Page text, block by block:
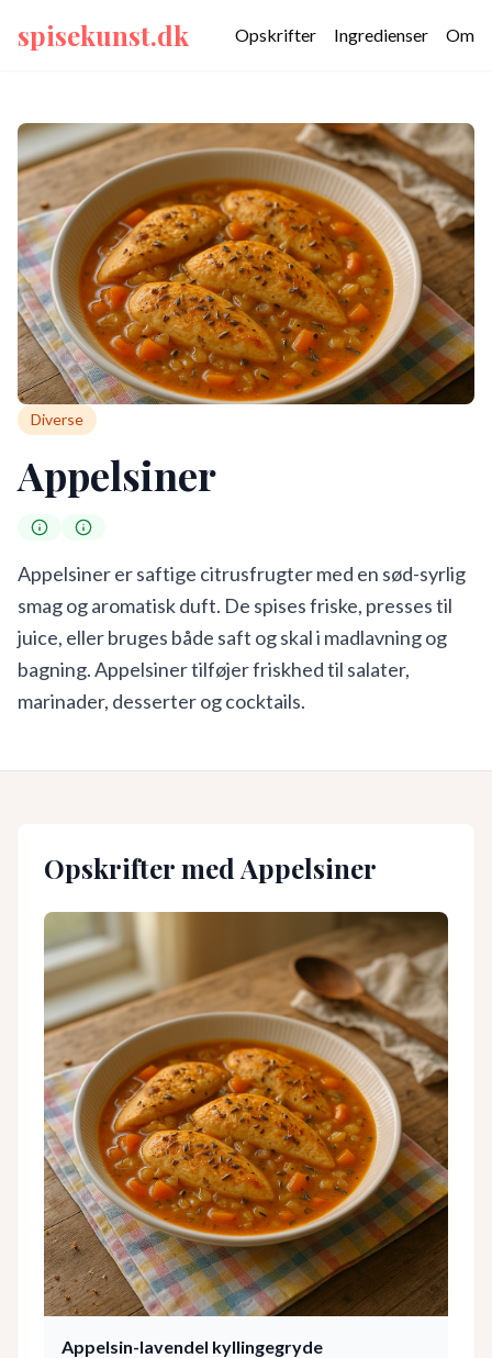
spisekunst.dk Opskrifter Ingredienser Om
Diverse
Appelsiner
Appelsiner er saftige citrusfrugter med en sød-syrlig
smag og aromatisk duft. De spises friske, presses til
juice, eller bruges både saft og skal i madlavning og
bagning. Appelsiner tilføjer friskhed til salater,
marinader, desserter og cocktails.
Opskrifter med Appelsiner
Appelsin-lavendel kyllingegryde